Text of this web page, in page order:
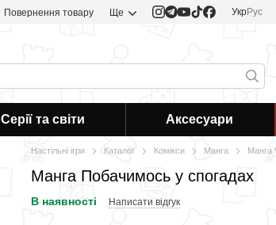
Повернення товару Ще УкрРус
Серії та світи Аксесуари
Настільні ігри Каталог Комікси Манга Манга
Манга Побачимось у спогадах
В наявності Написати відгук